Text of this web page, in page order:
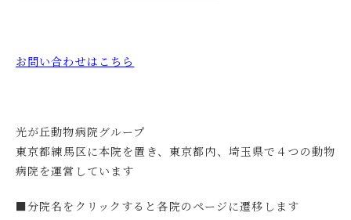
お問い合わせはこちら
光が丘動物病院グループ
東京都練馬区に本院を置き、東京都内、埼玉県で４つの動物
病院を運営しています
■分院名をクリックすると各院のページに遷移します